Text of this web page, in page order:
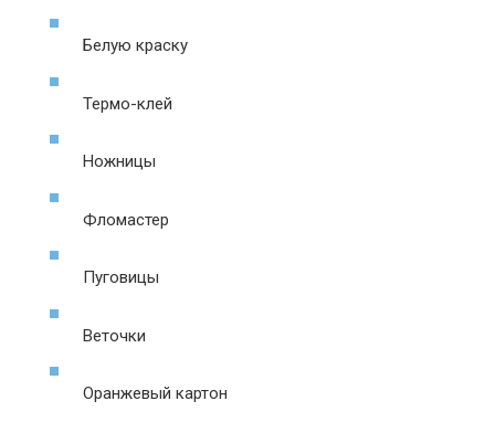
Белую краску
Термо-клей
Ножницы
Фломастер
Пуговицы
Веточки
Оранжевый картон